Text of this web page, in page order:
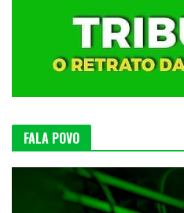
FALA POVO